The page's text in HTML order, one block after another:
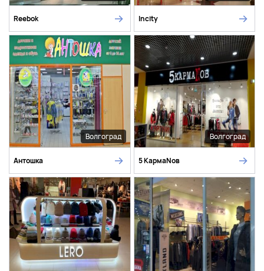
Reebok Incity
Волгоград
Антошка
Волгоград
5 КармаNов